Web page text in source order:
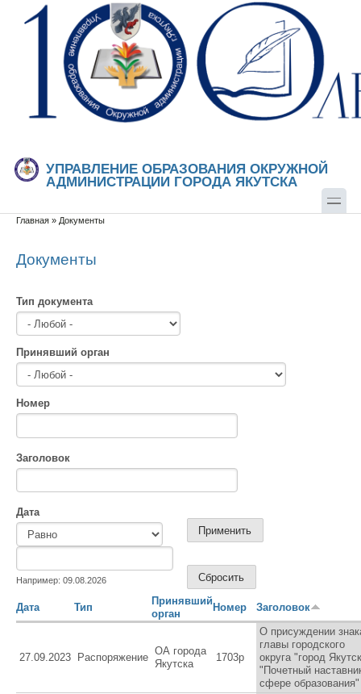
Перейти к основному содержанию
Skip to search
УПРАВЛЕНИЕ ОБРАЗОВАНИЯ ОКРУЖНОЙ
АДМИНИСТРАЦИИ ГОРОДА ЯКУТСКА
Вы здесь
Главная » Документы
Документы
Тип документа
Принявший орган
Номер
Заголовок
Дата
Например: 09.08.2026
Дата Тип
Принявший
орган
Номер Заголовок
27.09.2023 Распоряжение
ОА города
Якутска
1703р
О присуждении
главы городского
округа "город
"Почетный
сфере образования"